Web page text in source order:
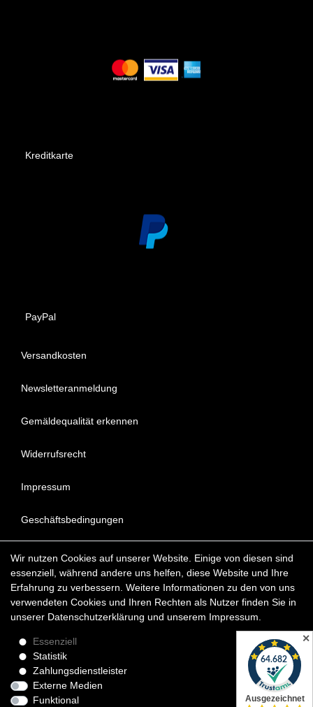
Kreditkarte
PayPal
Versandkosten
Newsletteranmeldung
Gemäldequalität erkennen
Widerrufsrecht
Impressum
Geschäftsbedingungen
Datenschutzerklärung
FAQ - Häufig gestellte Fragen
Copyright © 2022 KunstDepot24 BERLIN Exklusive Gemälde
*Die Lieferzeit für verfügbare Ölgemälde beträgt etwa 1 - 3
Werktage innerhalb Deutschland. Das Widerrufsrecht gilt für
Wir nutzen Cookies auf unserer Website. Einige von diesen sind
essenziell, während andere uns helfen, diese Website und Ihre
Erfahrung zu verbessern. Weitere Informationen zu den von uns
verwendeten Cookies und Ihren Rechten als Nutzer finden Sie in
unserer Daten­schutz­erklärung und unserem Impressum
Essenziell
Statistik
Zahlungsdienstleister
Externe Medien
Funktional
✕